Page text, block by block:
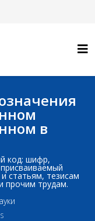
в
код: шифр,
статьям, тезисам
прочим трудам.